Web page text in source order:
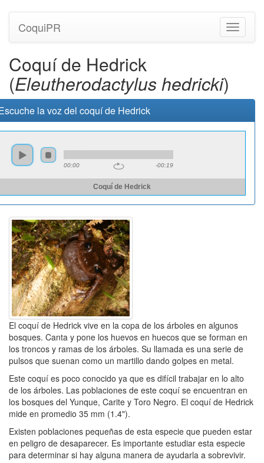
CoquiPR
Coquí de Hedrick
(Eleutherodactylus hedricki)
la voz del coquí de Hedrick
00:00 -00:19
Coquí de Hedrick
El coquí de Hedrick vive en la copa de los árboles en algunos
bosques. Canta y pone los huevos en huecos que se forman en
los troncos y ramas de los árboles. Su llamada es una serie de
pulsos que suenan como un martillo dando golpes en metal.
Este coquí es poco conocido ya que es difícil trabajar en lo alto
de los árboles. Las poblaciones de este coquí se encuentran en
los bosques del Yunque, Carite y Toro Negro. El coquí de Hedrick
mide en promedio 35 mm (1.4").
Existen poblaciones pequeñas de esta especie que pueden estar
en peligro de desaparecer. Es importante estudiar esta especie
para determinar si hay alguna manera de ayudarla a sobrevivir.